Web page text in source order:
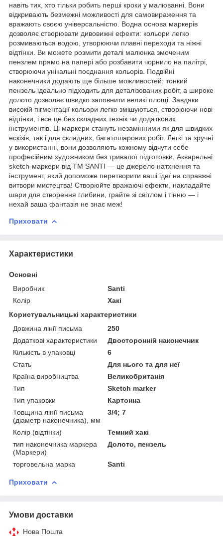
навіть тих, хто тільки робить перші кроки у малюванні. Вони
відкривають безмежні можливості для самовираження та
вражають своєю універсальністю. Водна основа маркерів
дозволяє створювати дивовижні ефекти: кольори легко
розмиваються водою, утворюючи плавні переходи та ніжні
відтінки. Ви можете розмити деталі малюнка змоченим
пензлем прямо на папері або розбавити чорнило на палітрі,
створюючи унікальні поєднання кольорів. Подвійні
наконечники додають ще більше можливостей: тонкий
пензель ідеально підходить для деталізованих робіт, а широке
долото дозволяє швидко заповнити великі площі. Завдяки
високій пігментації кольори легко змішуються, створюючи нові
відтінки, і все це без складних технік чи додаткових
інструментів. Ці маркери стануть незамінними як для швидких
ескізів, так і для складних, багатошарових робіт. Легкі та зручні
у використанні, вони дозволяють кожному відчути себе
професійним художником без тривалої підготовки. Акварельні
sketch-маркери від ТМ SANTI — це джерело натхнення та
інструмент, який допоможе перетворити ваші ідеї на справжні
витвори мистецтва! Створюйте вражаючі ефекти, накладайте
шари для створення глибини, грайте зі світлом і тінню — і
нехай ваша фантазія не знає меж!
Приховати
Характеристики
Основні
Виробник
Santi
Колір
Хакі
Користувальницькі характеристики
Довжина лінії письма
250
Додаткові характеристики
Двосторонній наконечник
Кількість в упаковці
6
Стать
Для нього та для неї
Країна виробництва
Великобританія
Тип
Sketch marker
Тип упаковки
Картонна
Товщина лінії письма
(діаметр наконечника), мм
3/4; 7
Колір (відтінки)
Темний хакі
тип наконечника маркера
(Маркери)
Долото, пензель
торговельна марка Santi
Приховати
Умови доставки
Нова Пошта